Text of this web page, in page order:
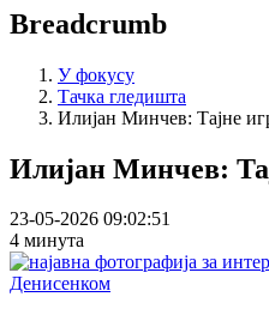
Breadcrumb
У фокусу
Тачка гледишта
Илијан Минчев: Тајне
Илијан Минчев:
23-05-2026 09:02:51
4 минута